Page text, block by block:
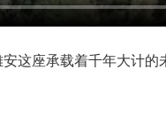
座承载着千年大计的